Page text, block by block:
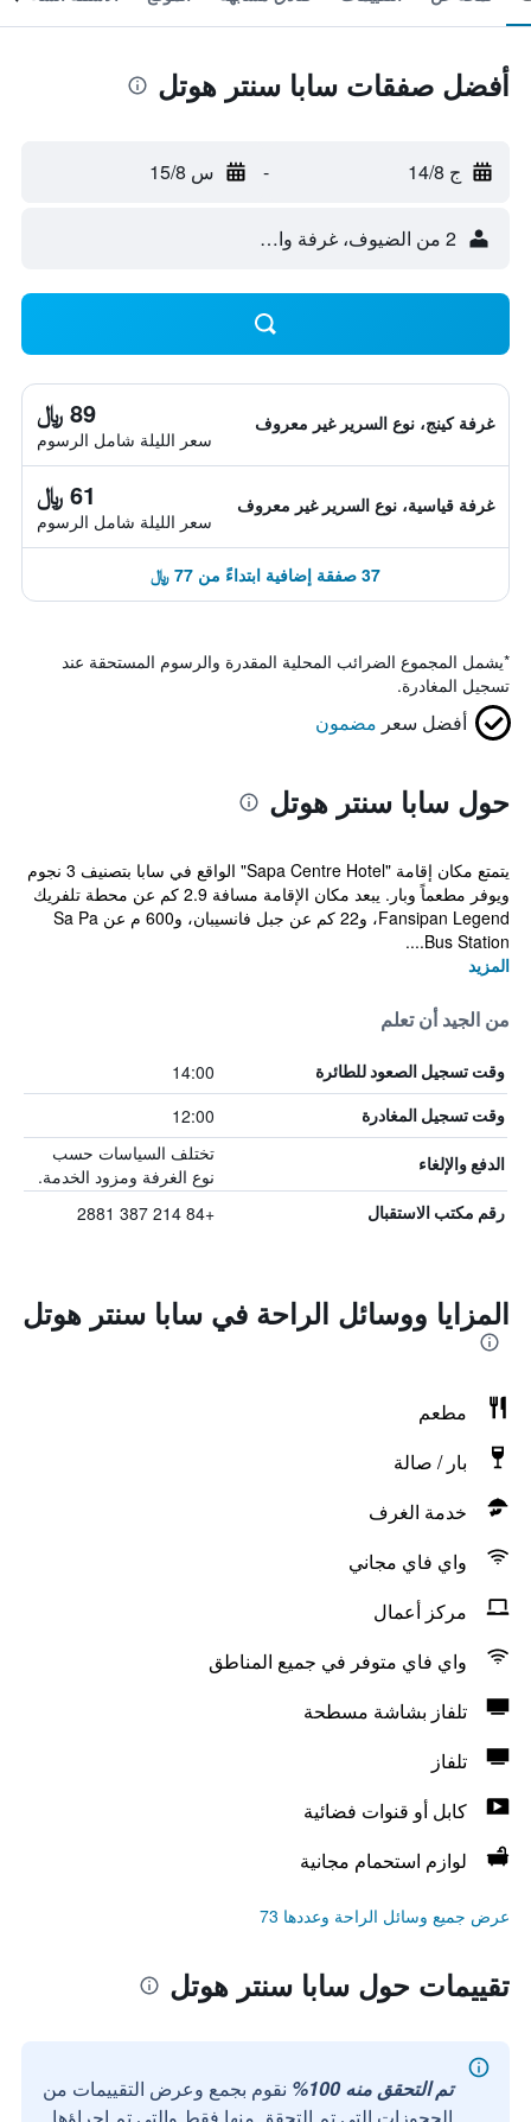
أفضل صفقات سابا سنتر هوتل
ج 14/8 - س 15/8
2 من الضيوف، غرفة واحدة
غرفة كينج، نوع السرير غير معروف 89 ﷼
سعر الليلة شامل الرسوم
غرفة قياسية، نوع السرير غير معروف 61 ﷼
سعر الليلة شامل الرسوم
37 صفقة إضافية ابتداءً من 77 ﷼
*يشمل المجموع الضرائب المحلية المقدرة والرسوم المستحقة عند
تسجيل المغادرة.
أفضل سعر مضمون
حول سابا سنتر هوتل
يتمتع مكان إقامة "Sapa Centre Hotel" الواقع في سابا بتصنيف 3 نجوم
ويوفر مطعماً وبار. يبعد مكان الإقامة مسافة 2.9 كم عن محطة تلفريك
Fansipan Legend، و22 كم عن جبل فانسيبان، و600 م عن Sa Pa
Bus Station....
المزيد
من الجيد أن تعلم
وقت تسجيل الصعود للطائرة 14:00
وقت تسجيل المغادرة 12:00
الدفع والإلغاء
تختلف السياسات حسب
نوع الغرفة ومزود الخدمة.
رقم مكتب الاستقبال +84 214 387 2881
المزايا ووسائل الراحة في سابا سنتر هوتل
مطعم
بار / صالة
خدمة الغرف
واي فاي مجاني
مركز أعمال
واي فاي متوفر في جميع المناطق
تلفاز بشاشة مسطحة
تلفاز
كابل أو قنوات فضائية
لوازم استحمام مجانية
عرض جميع وسائل الراحة وعددها 73
تقييمات حول سابا سنتر هوتل
تم التحقق منه 100%
نقوم بجمع وعرض التقييمات من